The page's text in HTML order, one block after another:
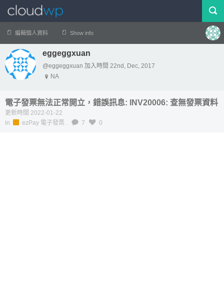
編輯個人資料 Show info
帳號 登出
eggeggxuan
@eggeggxuan 加入時間 22nd, Dec, 2017
NA
電子發票無法正常開立，錯誤訊息: INV20006: 查無發票資料
更新時間 2022-01-22
in
ezPay 電子發票 . 7 0